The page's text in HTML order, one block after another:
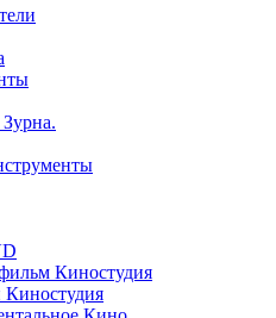
Киностудия
Киностудия